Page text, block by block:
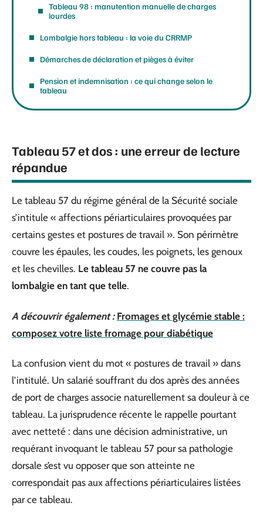
Tableau 98 : manutention manuelle de charges
lourdes
Lombalgie hors tableau : la voie du CRRMP
Démarches de déclaration et pièges à éviter
Pension et indemnisation : ce qui change selon le
tableau
Tableau 57 et dos : une erreur de lecture
répandue
Le tableau 57 du régime général de la Sécurité sociale
s’intitule « affections périarticulaires provoquées par
certains gestes et postures de travail ». Son périmètre
couvre les épaules, les coudes, les poignets, les genoux
et les chevilles. Le tableau 57 ne couvre pas la
lombalgie en tant que telle.
A découvrir également : Fromages et glycémie stable :
composez votre liste fromage pour diabétique
La confusion vient du mot « postures de travail » dans
l’intitulé. Un salarié souffrant du dos après des années
de port de charges associe naturellement sa douleur à ce
tableau. La jurisprudence récente le rappelle pourtant
avec netteté : dans une décision administrative, un
requérant invoquant le tableau 57 pour sa pathologie
dorsale s’est vu opposer que son atteinte ne
correspondait pas aux affections périarticulaires listées
par ce tableau.